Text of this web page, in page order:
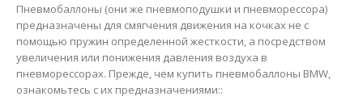
Пневмобаллоны (они же пневмоподушки и пневморессора)
предназначены для смягчения движения на кочках не с
помощью пружин определенной жесткости, а посредством
увеличения или понижения давления воздуха в
пневморессорах. Прежде, чем купить пневмобаллоны BMW,
ознакомьтесь с их предназначениями::